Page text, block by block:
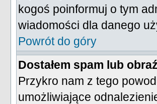
kogoś poinformuj o tym
wiadomości dla danego
Powrót do góry
Dostałem spam lub
Przykro nam z tego
umożliwiające